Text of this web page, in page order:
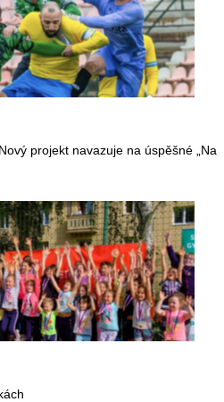
projekt navazuje na úspěšné „Na